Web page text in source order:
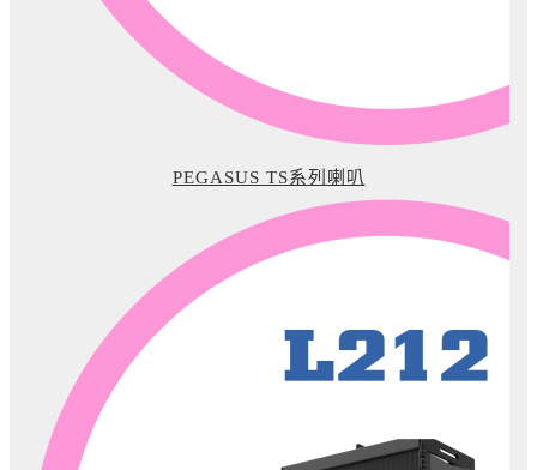
PEGASUS TS系列喇叭